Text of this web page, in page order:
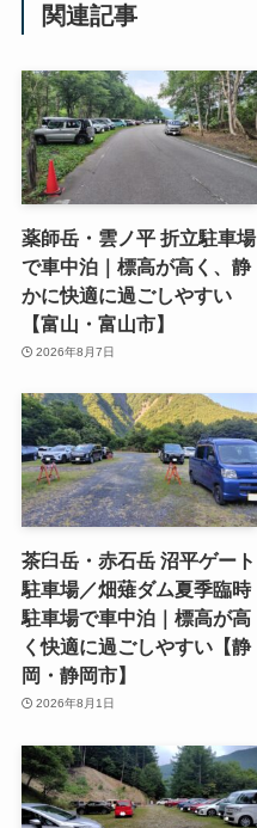
関連記事
薬師岳・雲ノ平 折立駐車場
で車中泊｜標高が高く、静
かに快適に過ごしやすい
【富山・富山市】
2026年8月7日
茶臼岳・赤石岳 沼平ゲート
駐車場／畑薙ダム夏季臨時
駐車場で車中泊｜標高が高
く快適に過ごしやすい【静
岡・静岡市】
2026年8月1日